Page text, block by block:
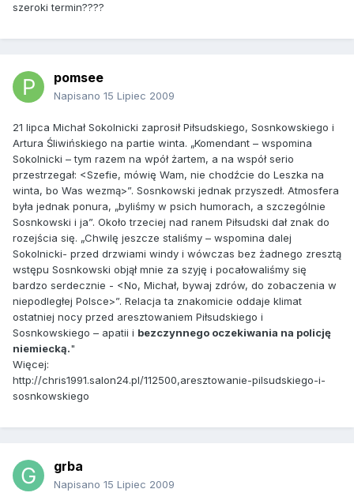
szeroki termin????
pomsee
Napisano 15 Lipiec 2009
21 lipca Michał Sokolnicki zaprosił Piłsudskiego, Sosnkowskiego i
Artura Śliwińskiego na partie winta. „Komendant – wspomina
Sokolnicki – tym razem na wpół żartem, a na współ serio
przestrzegał: <Szefie, mówię Wam, nie chodźcie do Leszka na
winta, bo Was wezmą>”. Sosnkowski jednak przyszedł. Atmosfera
była jednak ponura, „byliśmy w psich humorach, a szczególnie
Sosnkowski i ja”. Około trzeciej nad ranem Piłsudski dał znak do
rozejścia się. „Chwilę jeszcze staliśmy – wspomina dalej
Sokolnicki- przed drzwiami windy i wówczas bez żadnego zresztą
wstępu Sosnkowski objął mnie za szyję i pocałowaliśmy się
bardzo serdecznie - <No, Michał, bywaj zdrów, do zobaczenia w
niepodległej Polsce>”. Relacja ta znakomicie oddaje klimat
ostatniej nocy przed aresztowaniem Piłsudskiego i
Sosnkowskiego – apatii i bezczynnego oczekiwania na policję
niemiecką."
Więcej:
http://chris1991.salon24.pl/112500,aresztowanie-pilsudskiego-i-
sosnkowskiego
grba
Napisano 15 Lipiec 2009